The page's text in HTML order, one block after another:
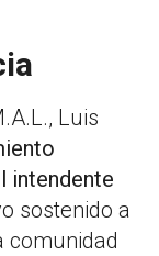
Luis
intendente
sostenido a
comunidad